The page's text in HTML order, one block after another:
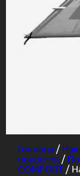
Головна /
покриття /
COMFORT /